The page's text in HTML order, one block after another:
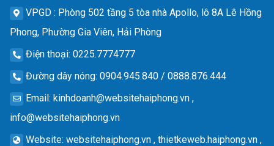
VPGD : Phòng 502 tầng 5 tòa nhà Apollo, lô 8A Lê Hồng
Phong, Phường Gia Viên, Hải Phòng
Điện thoại: 0225.7774777
Đường dây nóng: 0904.945.840 / 0888.876.444
Email: kinhdoanh@websitehaiphong.vn ,
info@websitehaiphong.vn
Website: websitehaiphong.vn , thietkeweb.haiphong.vn ,